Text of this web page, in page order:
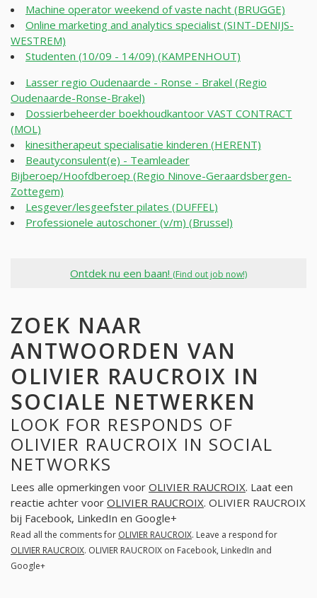
Machine operator weekend of vaste nacht (BRUGGE)
Online marketing and analytics specialist (SINT-DENIJS-
WESTREM)
Studenten (10/09 - 14/09) (KAMPENHOUT)
Lasser regio Oudenaarde - Ronse - Brakel (Regio
Oudenaarde-Ronse-Brakel)
Dossierbeheerder boekhoudkantoor VAST CONTRACT
(MOL)
kinesitherapeut specialisatie kinderen (HERENT)
Beautyconsulent(e) - Teamleader
Bijberoep/Hoofdberoep (Regio Ninove-Geraardsbergen-
Zottegem)
Lesgever/lesgeefster pilates (DUFFEL)
Professionele autoschoner (v/m) (Brussel)
Ontdek nu een baan! (Find out job now!)
ZOEK NAAR
ANTWOORDEN VAN
OLIVIER RAUCROIX IN
SOCIALE NETWERKEN
LOOK FOR RESPONDS OF
OLIVIER RAUCROIX IN SOCIAL
NETWORKS
Lees alle opmerkingen voor OLIVIER RAUCROIX. Laat een
reactie achter voor OLIVIER RAUCROIX. OLIVIER RAUCROIX
bij Facebook, LinkedIn en Google+
Read all the comments for OLIVIER RAUCROIX. Leave a respond for
OLIVIER RAUCROIX. OLIVIER RAUCROIX on Facebook, LinkedIn and
Google+